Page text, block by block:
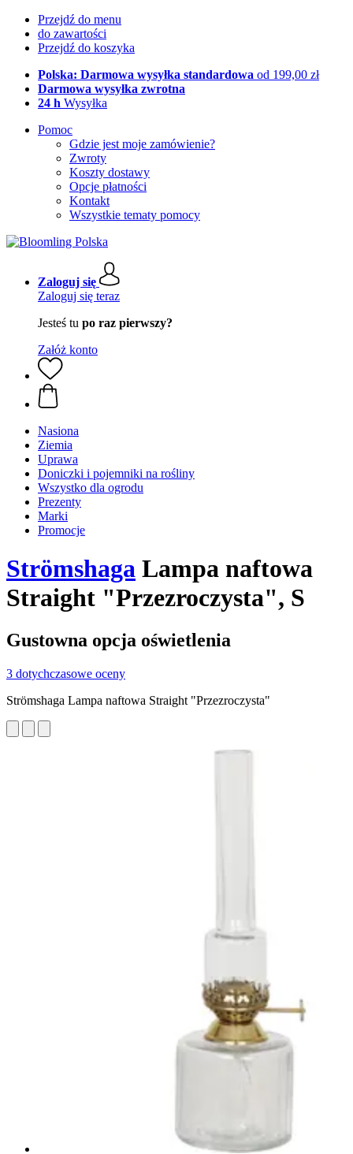
Przejdź do menu
do zawartości
Przejdź do koszyka
Polska: Darmowa wysyłka standardowa od 199,00 zł
Darmowa wysyłka zwrotna
24 h Wysyłka
Pomoc
Gdzie jest moje zamówienie?
Zwroty
Koszty dostawy
Opcje płatności
Kontakt
Wszystkie tematy pomocy
Zaloguj się
Zaloguj się teraz
Jesteś tu po raz pierwszy?
Załóż konto
Nasiona
Ziemia
Uprawa
Doniczki i pojemniki na rośliny
Wszystko dla ogrodu
Prezenty
Marki
Promocje
Strömshaga Lampa naftowa
Straight "Przezroczysta", S
Gustowna opcja oświetlenia
3 dotychczasowe oceny
Strömshaga Lampa naftowa Straight "Przezroczysta"